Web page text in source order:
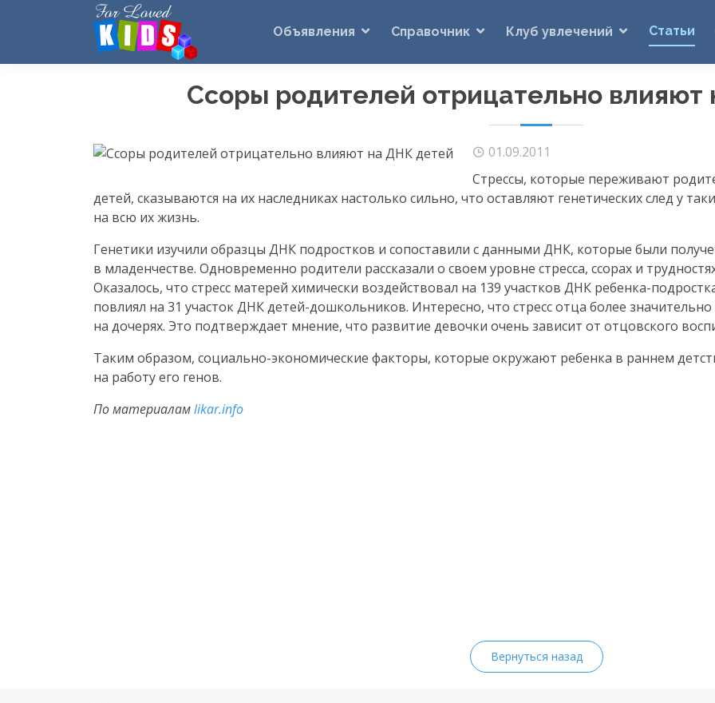
Объявления Справочник Клуб увлечений Статьи
Ссоры родителей отрицательно
01.09.2011
Стрессы, которые переживают
детей, сказываются на их наследниках настолько сильно, что оставляют генетических след у
на всю их жизнь.
Генетики изучили образцы ДНК подростков и сопоставили с данными ДНК, которые были
в младенчестве. Одновременно родители рассказали о своем уровне стресса, ссорах и
Оказалось, что стресс матерей химически воздействовал на 139 участков ДНК ребенка-
повлиял на 31 участок ДНКдетей-дошкольников. Интересно, что стресс отца более значительно
на дочерях. Это подтверждает мнение, что развитие девочки очень зависит от отцовского
Таким образом, социально-экономические факторы, которые окружают ребенка в раннем
на работу его генов.
По материаламlikar.info
Вернуться назад